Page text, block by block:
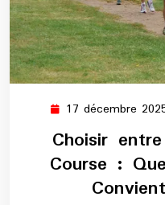
17 décembre
Choisir
Course :